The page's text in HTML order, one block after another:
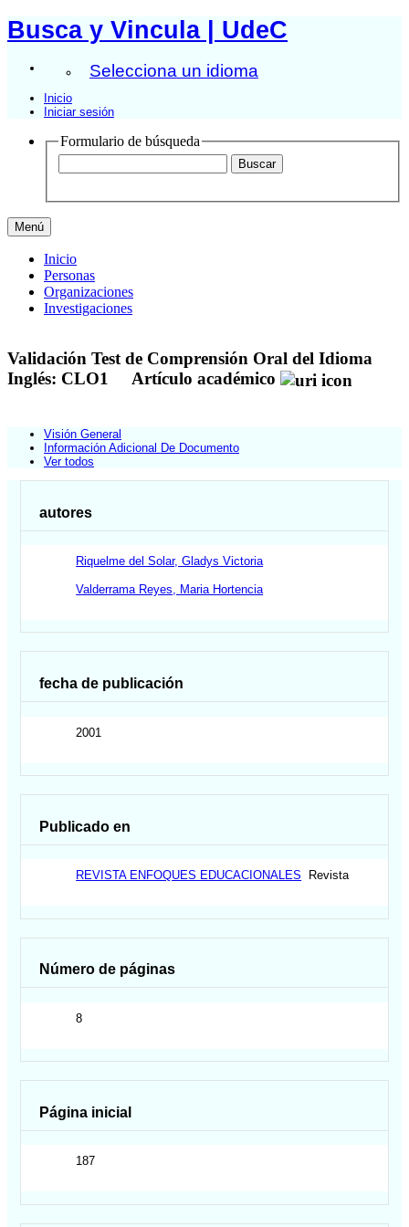
Busca y Vincula | UdeC
Selecciona un idioma
Inicio
Iniciar sesión
Formulario de búsqueda
Menú
Inicio
Personas
Organizaciones
Investigaciones
Validación Test de Comprensión Oral del Idioma
Inglés: CLO1
Artículo académico
Visión General
Información Adicional De Documento
Ver todos
autores
Riquelme del Solar, Gladys Victoria
Valderrama Reyes, Maria Hortencia
fecha de publicación
2001
Publicado en
REVISTA ENFOQUES EDUCACIONALES Revista
Número de páginas
8
Página inicial
187